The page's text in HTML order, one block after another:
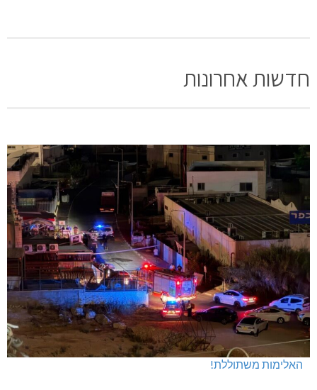
חדשות אחרונות
האלימות משתוללת!